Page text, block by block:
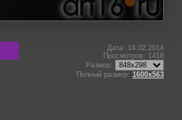
Дата: 14.02.2014
Просмотров: 1416
Размер:
Полный размер: 1600x563